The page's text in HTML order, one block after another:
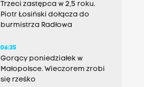
Trzeci zastępca w 2,5 roku.
Piotr Łosiński dołącza do
burmistrza Radłowa
06:35
Gorący poniedziałek w
Małopolsce. Wieczorem zrobi
się rześko